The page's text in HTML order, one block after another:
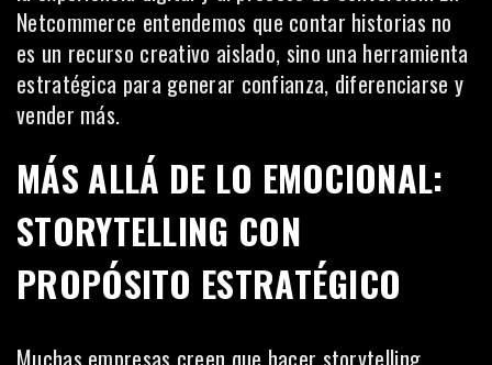
Netcommerce entendemos que contar historias no
es un recurso creativo aislado, sino una herramienta
estratégica para generar confianza, diferenciarse y
vender más.
MÁS ALLÁ DE LO EMOCIONAL:
STORYTELLING CON
PROPÓSITO ESTRATÉGICO